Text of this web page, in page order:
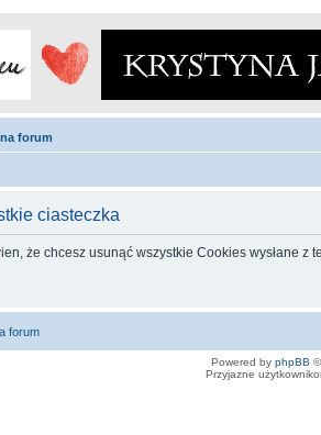
forum
ciasteczka
że chcesz usunąć wszystkie Cookies wysłane z
forum
Powered by phpBB
Przyjazne